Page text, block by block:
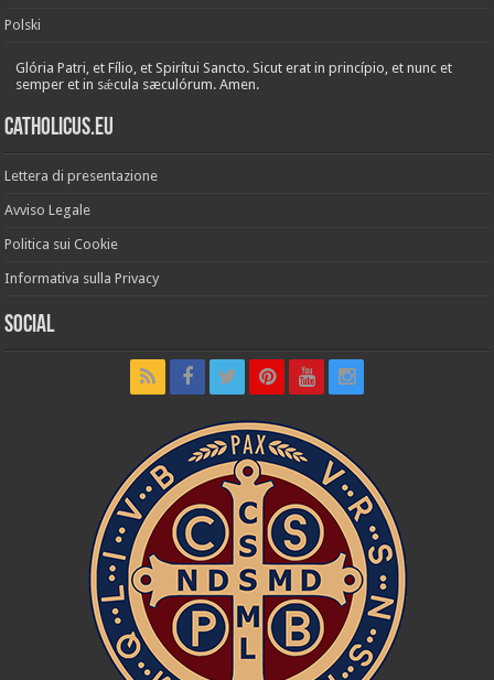
Polski
Glória Patri, et Fílio, et Spirítui Sancto. Sicut erat in princípio, et nunc et
semper et in sǽcula sæculórum. Amen.
Catholicus.eu
Lettera di presentazione
Avviso Legale
Politica sui Cookie
Informativa sulla Privacy
Social